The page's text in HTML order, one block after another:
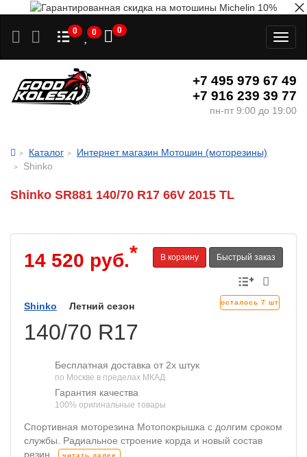
0 0 0
+7 495 979 67 49
+7 916 239 39 77
пн-пт 9:00 до 19:00
Каталог
Интернет магазин Мотошин (моторезины)
Shinko
Shinko SR881 140/70 R17 66V 2015 TL
14 520 руб.* В корзину Быстрый заказ
Shinko Летний сезон осталось 7 шт
140/70 R17
Бесплатная доставка от 2х штук
по Москве в пределах МКАД
Гарантия качества
100% оригинальные товары
Спортивная моторезина Мотопокрышка с долгим сроком
службы. Радиальное строение корда и новый состав
резин..
читать далее